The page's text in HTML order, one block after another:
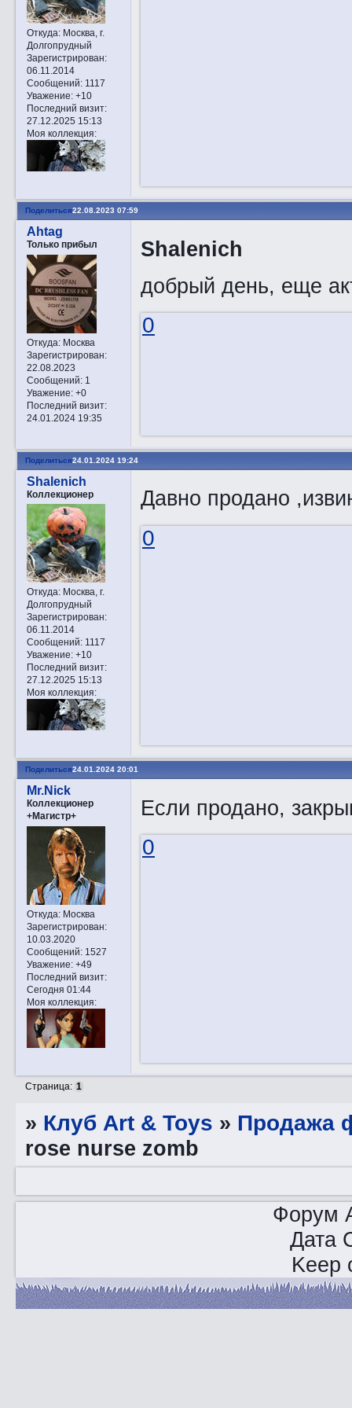
Откуда:Москва, г.
Долгопрудный
Зарегистрирован:
06.11.2014
Сообщений:1117
Уважение: +10
Последний визит:
27.12.2025 15:13
Моя коллекция:
Поделиться22.08.2023 07:59
Ahtag
Только прибыл
Откуда:Москва
Зарегистрирован:
22.08.2023
Сообщений:1
Уважение: +0
Последний визит:
24.01.2024 19:35
Shalenich
добрый день, еще
0
Поделиться24.01.2024 19:24
Shalenich
Коллекционер
Откуда:Москва, г.
Долгопрудный
Зарегистрирован:
06.11.2014
Сообщений:1117
Уважение: +10
Последний визит:
27.12.2025 15:13
Моя коллекция:
Давно продано
0
Поделиться24.01.2024 20:01
Mr.Nick
Коллекционер
+Магистр+
Откуда:Москва
Зарегистрирован:
10.03.2020
Сообщений:1527
Уважение: +49
Последний визит:
Сегодня 01:44
Моя коллекция:
Если продано,
0
Страница: 1
» Клуб Art & Toys » Продажа
rose nurse zomb
Форум
Дата
Keep